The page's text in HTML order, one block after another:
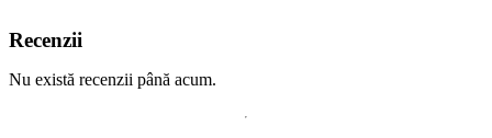
Recenzii
Nu există recenzii până acum.